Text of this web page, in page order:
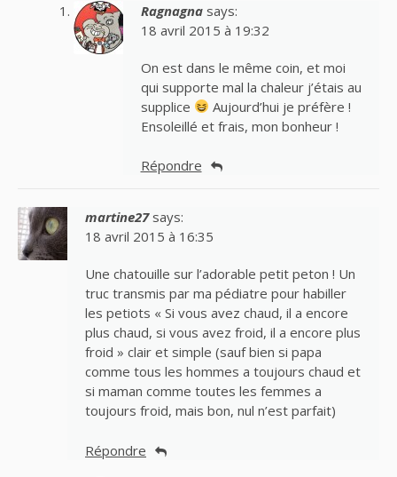
Ragnagna says:
18 avril 2015 à 19:32
On est dans le même coin, et moi
qui supporte mal la chaleur j’étais au
supplice
Aujourd’hui je préfère !
Ensoleillé et frais, mon bonheur !
Répondre
martine27 says:
18 avril 2015 à 16:35
Une chatouille sur l’adorable petit peton ! Un
truc transmis par ma pédiatre pour habiller
les petiots « Si vous avez chaud, il a encore
plus chaud, si vous avez froid, il a encore plus
froid » clair et simple (sauf bien si papa
comme tous les hommes a toujours chaud et
si maman comme toutes les femmes a
toujours froid, mais bon, nul n’est parfait)
Répondre